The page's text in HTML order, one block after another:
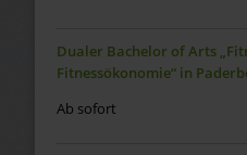
Dualer Bachelor of Arts
Fitnessökonomie“ in
Ab sofort